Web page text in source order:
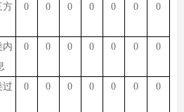
方
0 0 0 0 0 0 0
内
0 0 0 0 0 0 0
过
0 0 0 0 0 0 0